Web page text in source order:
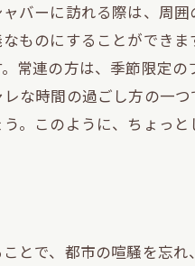
バーに訪れる際は、周
ものにすることができま
常連の方は、季節限定の
な時間の過ごし方の一
。このように、ちょっ
とで、都市の喧騒を忘